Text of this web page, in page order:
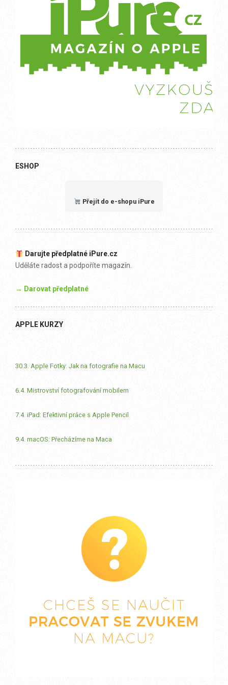
ESHOP
Přejít do e-shopu iPure
Darujte předplatné iPure.cz
Uděláte radost a podpoříte magazín.
→ Darovat předplatné
APPLE KURZY
30.3. Apple Fotky: Jak na fotografie na Macu
6.4. Mistrovství fotografování mobilem
7.4. iPad: Efektivní práce s Apple Pencil
9.4. macOS: Přecházíme na Maca